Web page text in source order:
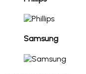
Samsung